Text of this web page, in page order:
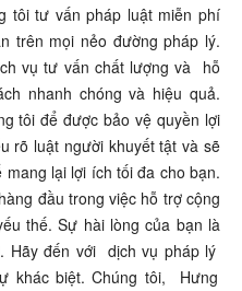
tôi tư vấn pháp luật miễn phí
trên mọi nẻo đường pháp lý.
vụ tư vấn chất lượng và hỗ
nhanh chóng và hiệu quả.
tôi để được bảo vệ quyền lợi
rõ luật người khuyết tật và sẽ
lại lợi ích tối đa cho bạn.
đầu trong việc hỗ trợ cộng
thế. Sự hài lòng của bạn là
Hãy đến với dịch vụ pháp lý
khác biệt. Chúng tôi,
Hưng